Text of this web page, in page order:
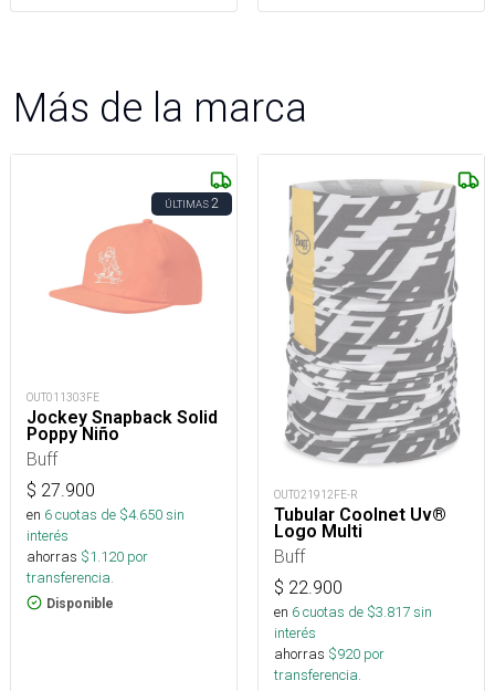
Más de la marca
ÚLTIMAS2
OUT011303FE
Jockey Snapback Solid
Poppy Niño
Buff
$ 27.900
en 6cuotas de $4.650sin
interés
ahorras $1.120 por
transferencia.
Disponible
OUT021912FE-R
Tubular Coolnet Uv®
Logo Multi
Buff
$ 22.900
en 6cuotas de $3.817sin
interés
ahorras $920 por
transferencia.